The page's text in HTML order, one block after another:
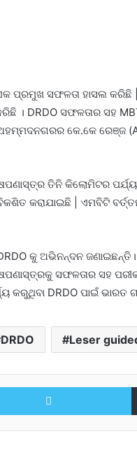
ପ୍ରମୁଖ ସଫଳତା ହାସଲ କରିଛି
। DRDO ସଫଳତାର ସହ
କେ.କେ ରେଞ୍ଜ
ତିନି କିଲୋମିଟର
କରାଯାଇଛି | ଏମବିଟି
କୁ ଅଭିନନ୍ଦନ
ସଫଳତାର ସହ
କରୁଥିବା DRDO ପାଇଁ ଭାରତ
DRDO Leser